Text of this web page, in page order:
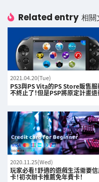
Related entry 相關
2021.04.20(Tue)
PS3與PS Vita的PS Store販售服
不終止了！但是PSP將原定計畫退
2020.11.25(Wed)
玩家必看！舒適的遊戲生活需要
卡！初次辦卡推薦免年費卡！